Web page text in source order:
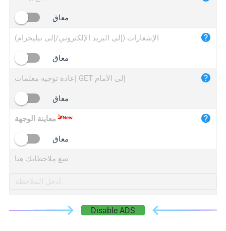
iplogger.cn
معاق
الإشعارات (إلى البريد الإلكتروني/إلى تيليجرام)
معاق
إعادة توجيه معلمات GET إلى الأمام
معاق
معاينة الوجهة
معاق
ضع ملاحظاتك هنا
Disable ADS